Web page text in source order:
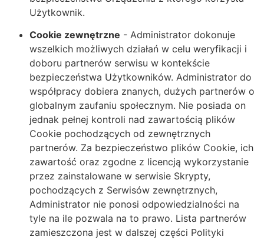
Użytkownik.
Cookie zewnętrzne - Administrator dokonuje
wszelkich możliwych działań w celu weryfikacji i
doboru partnerów serwisu w kontekście
bezpieczeństwa Użytkowników. Administrator do
współpracy dobiera znanych, dużych partnerów o
globalnym zaufaniu społecznym. Nie posiada on
jednak pełnej kontroli nad zawartością plików
Cookie pochodzących od zewnętrznych
partnerów. Za bezpieczeństwo plików Cookie, ich
zawartość oraz zgodne z licencją wykorzystanie
przez zainstalowane w serwisie Skrypty,
pochodzących z Serwisów zewnętrznych,
Administrator nie ponosi odpowiedzialności na
tyle na ile pozwala na to prawo. Lista partnerów
zamieszczona jest w dalszej części Polityki